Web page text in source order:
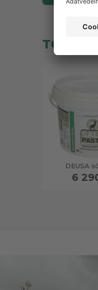
TOP
DEUSA
6